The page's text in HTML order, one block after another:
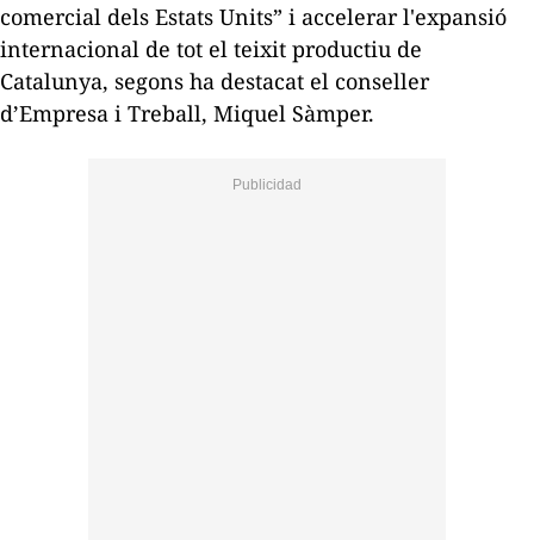
comercial dels Estats Units” i accelerar l'expansió
internacional de tot el teixit productiu de
Catalunya, segons ha destacat el conseller
d’Empresa i Treball, Miquel Sàmper.